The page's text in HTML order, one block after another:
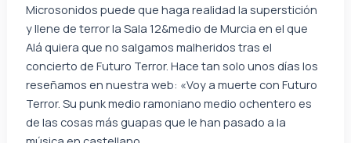
Microsonidos puede que haga realidad la superstición
y llene de terror la Sala 12&medio de Murcia en el que
Alá quiera que no salgamos malheridos tras el
concierto de Futuro Terror. Hace tan solo unos días los
reseñamos en nuestra web: «Voy a muerte con Futuro
Terror. Su punk medio ramoniano medio ochentero es
de las cosas más guapas que le han pasado a la